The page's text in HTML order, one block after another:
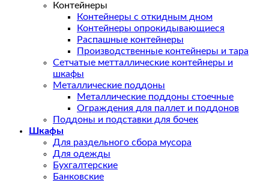
Контейнеры
Контейнеры с откидным дном
Контейнеры опрокидывающиеся
Распашные контейнеры
Производственные контейнеры и тара
Сетчатые метталлические контейнеры и
шкафы
Металлические поддоны
Металлические поддоны стоечные
Ограждения для паллет и поддонов
Поддоны и подставки для бочек
Шкафы
Для раздельного сбора мусора
Для одежды
Бухгалтерские
Банковские